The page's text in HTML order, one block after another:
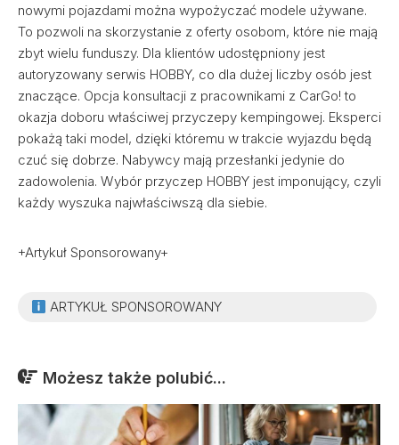
nowymi pojazdami można wypożyczać modele używane.
To pozwoli na skorzystanie z oferty osobom, które nie mają
zbyt wielu funduszy. Dla klientów udostępniony jest
autoryzowany serwis HOBBY, co dla dużej liczby osób jest
znaczące. Opcja konsultacji z pracownikami z CarGo! to
okazja doboru właściwej przyczepy kempingowej. Eksperci
pokażą taki model, dzięki któremu w trakcie wyjazdu będą
czuć się dobrze. Nabywcy mają przesłanki jedynie do
zadowolenia. Wybór przyczep HOBBY jest imponujący, czyli
każdy wyszuka najwłaściwszą dla siebie.
+Artykuł Sponsorowany+
ARTYKUŁ SPONSOROWANY
Możesz także polubić...